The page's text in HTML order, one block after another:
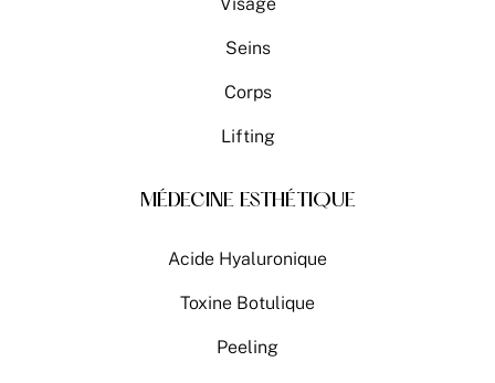
Seins
Corps
Lifting
MÉDECINE ESTHÉTIQUE
Acide Hyaluronique
Toxine Botulique
Peeling